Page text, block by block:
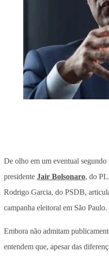
De olho em um eventual
presidente Jair Bolsonaro, do
Rodrigo Garcia, do PSDB,
campanha eleitoral em São Paulo.
Embora não admitam
entendem que, apesar das